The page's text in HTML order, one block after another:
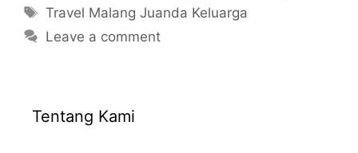
Tags
Travel Malang Juanda Keluarga
Leave a comment
Tentang Kami